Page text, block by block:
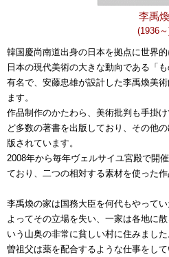
李禹煥
(1936
韓国慶尚南道出身の日本を拠点に世界的
日本の現代美術の大きな動向である「
有名で、安藤忠雄が設計した李禹煥美
ます。
作品制作のかたわら、美術批判も手掛
ど多数の著書を出版しており、その他
版されています。
2008年から毎年ヴェルサイユ宮殿で開
ており、二つの相対する素材を使った作
李禹煥の家は国務大臣を何代もやって
よってその立場を失い、一家は各地に
いう山奥の非常に貧しい村に住みました
曽祖父は薬を配合するような仕事をし